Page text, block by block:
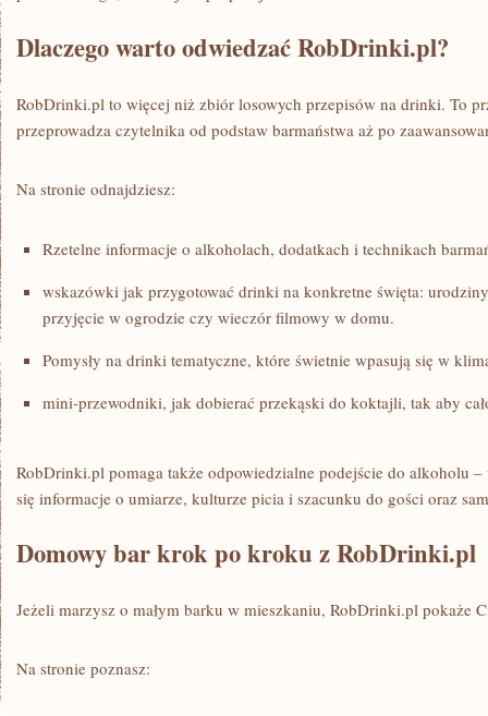
Dlaczego warto odwiedzać RobDrinki.pl?
RobDrinki.pl to więcej niż zbiór losowych przepisów na drinki. To
przeprowadza czytelnika od podstaw barmaństwa aż po
Na stronie odnajdziesz:
Rzetelne informacje o alkoholach, dodatkach i technikach
wskazówki jak przygotować drinki na konkretne święta:
przyjęcie w ogrodzie czy wieczór filmowy w domu.
Pomysły na drinki tematyczne, które świetnie wpasują się w
mini-przewodniki, jak dobierać przekąski do koktajli, tak aby
RobDrinki.pl pomaga także odpowiedzialne podejście do alkoholu
się informacje o umiarze, kulturze picia i szacunku do gości oraz
Domowy bar krok po kroku z RobDrinki.pl
Jeżeli marzysz o małym barku w mieszkaniu, RobDrinki.pl pokaże
Na stronie poznasz: